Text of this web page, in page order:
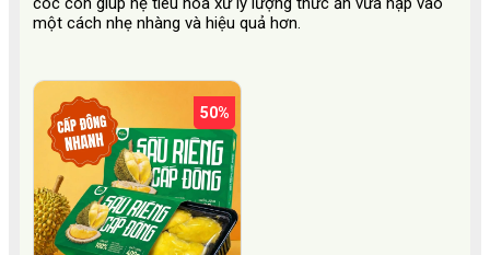
một cách nhẹ nhàng và hiệu quả hơn.
50%